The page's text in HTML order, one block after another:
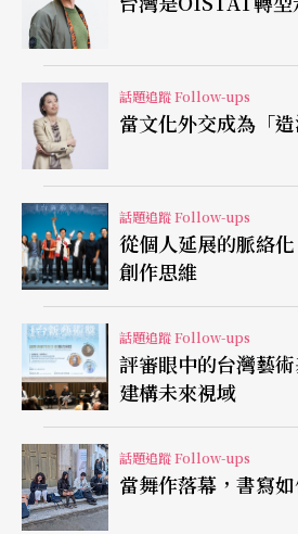
藝術性，更在意作品的宏觀意
「說出了什麼」，而是深入連結
脈絡。影像不限於服務作品敘事
代意義，
NO51My Wife Got
此；故事敘述一男子因妻子離去
影像而「失卻記憶」，於是男子
過程中與他人的相遇製造了真實
場演出重新拍照，一個與時間和
以展開。
真實的處境 虛構的政治
多次被俄國與德國統治╱接管的
發展上當然深受影響。當耿一
愛沙尼亞劇場與俄國或德國的差
話題追蹤 Follow-ups
當文化外交成為「造
話題追蹤 Follow-ups
從個人延展的脈絡化 反映當下時代的
創作思維
話題追蹤 Follow-ups
評審眼中的台灣藝術基因 以
建構未來視域
話題追蹤 Follow-ups
當舞作落幕，書寫